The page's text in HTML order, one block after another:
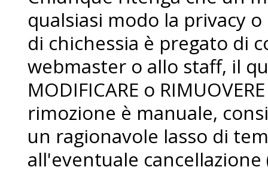
qualsiasi modo la privacy
di chichessia è pregato di
webmaster o allo staff, il
MODIFICARE o
rimozione è manuale,
un ragionavole lasso di
all'eventuale cancellazione